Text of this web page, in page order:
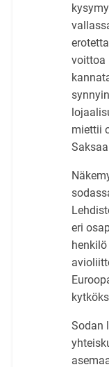
voittoa
miettii
eri
Sodan